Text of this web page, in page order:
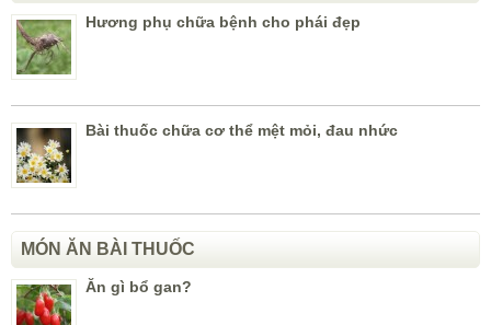
Hương phụ chữa bệnh cho phái đẹp
Bài thuốc chữa cơ thể mệt mỏi, đau nhức
MÓN ĂN BÀI THUỐC
Ăn gì bổ gan?